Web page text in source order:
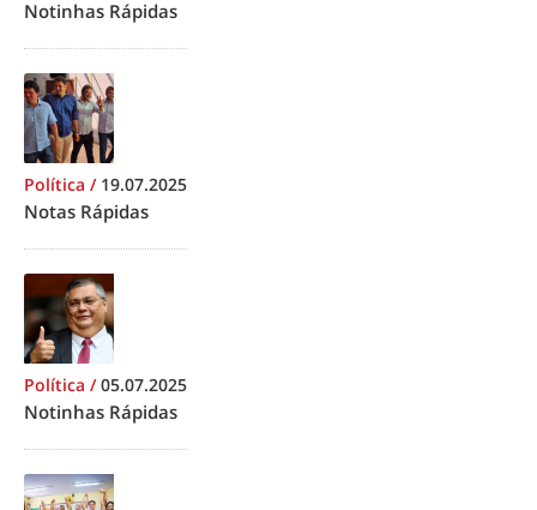
Notinhas Rápidas
Política / 19.07.2025
Notas Rápidas
Política /05.07.2025
Notinhas Rápidas